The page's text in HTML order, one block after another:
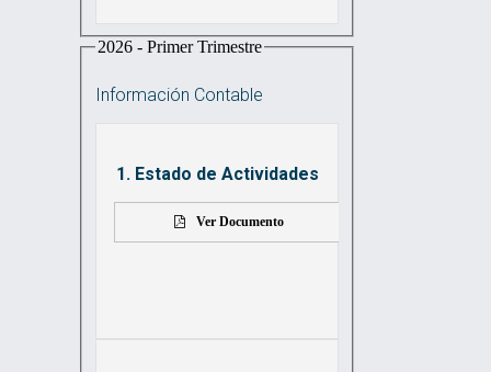
2026 - Primer Trimestre
Información Contable
1. Estado de Actividades
Ver Documento